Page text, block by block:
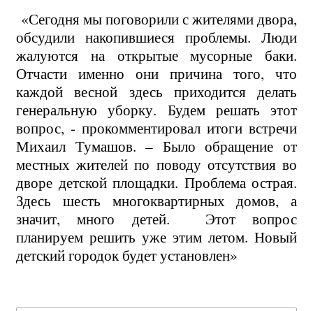
«Сегодня мы поговорили с жителями двора,
обсудили накопившиеся проблемы. Люди
жалуются на открытые мусорные баки.
Отчасти именно они причина того, что
каждой весной здесь приходится делать
генеральную уборку. Будем решать этот
вопрос, - прокомментировал итоги встречи
Михаил Тумашов. – Было обращение от
местных жителей по поводу отсутствия во
дворе детской площадки. Проблема острая.
Здесь шесть многоквартирных домов, а
значит, много детей.
Этот вопрос
планируем решить уже этим летом. Новый
детский городок будет установлен»